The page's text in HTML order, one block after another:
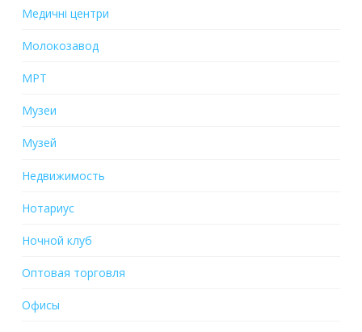
Медичні центри
Молокозавод
МРТ
Музеи
Музей
Недвижимость
Нотариус
Ночной клуб
Оптовая торговля
Офисы